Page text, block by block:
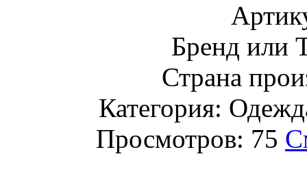
Бренд или
Страна
Категория:
Просмотров: 75